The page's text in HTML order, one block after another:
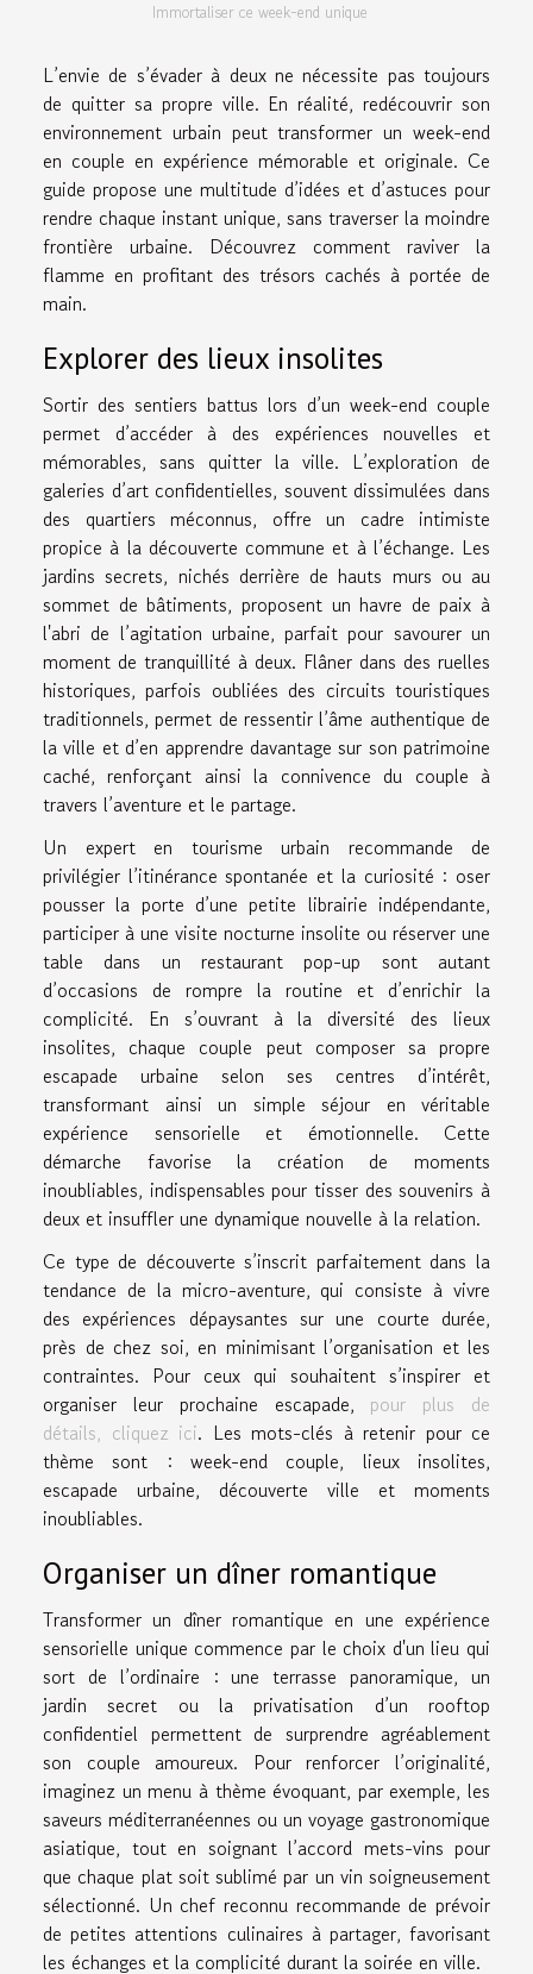
Immortaliser ce week-end unique
L’envie de s’évader à deux ne nécessite pas toujours
de quitter sa propre ville. En réalité, redécouvrir son
environnement urbain peut transformer un week-end
en couple en expérience mémorable et originale. Ce
guide propose une multitude d’idées et d’astuces pour
rendre chaque instant unique, sans traverser la moindre
frontière urbaine. Découvrez comment raviver la
flamme en profitant des trésors cachés à portée de
main.
Explorer des lieux insolites
Sortir des sentiers battus lors d’un week-end couple
permet d’accéder à des expériences nouvelles et
mémorables, sans quitter la ville. L’exploration de
galeries d’art confidentielles, souvent dissimulées dans
des quartiers méconnus, offre un cadre intimiste
propice à la découverte commune et à l’échange. Les
jardins secrets, nichés derrière de hauts murs ou au
sommet de bâtiments, proposent un havre de paix à
l'abri de l’agitation urbaine, parfait pour savourer un
moment de tranquillité à deux. Flâner dans des ruelles
historiques, parfois oubliées des circuits touristiques
traditionnels, permet de ressentir l’âme authentique de
la ville et d’en apprendre davantage sur son patrimoine
caché, renforçant ainsi la connivence du couple à
travers l’aventure et le partage.
Un expert en tourisme urbain recommande de
privilégier l’itinérance spontanée et la curiosité : oser
pousser la porte d’une petite librairie indépendante,
participer à une visite nocturne insolite ou réserver une
table dans un restaurant pop-up sont autant
d’occasions de rompre la routine et d’enrichir la
complicité. En s’ouvrant à la diversité des lieux
insolites, chaque couple peut composer sa propre
escapade urbaine selon ses centres d’intérêt,
transformant ainsi un simple séjour en véritable
expérience sensorielle et émotionnelle. Cette
démarche favorise la création de moments
inoubliables, indispensables pour tisser des souvenirs à
deux et insuffler une dynamique nouvelle à la relation.
Ce type de découverte s’inscrit parfaitement dans la
tendance de la micro-aventure, qui consiste à vivre
des expériences dépaysantes sur une courte durée,
près de chez soi, en minimisant l’organisation et les
contraintes. Pour ceux qui souhaitent s’inspirer et
organiser leur prochaine escapade, pour plus de
détails, cliquez ici. Les mots-clés à retenir pour ce
thème sont : week-end couple, lieux insolites,
escapade urbaine, découverte ville et moments
inoubliables.
Organiser un dîner romantique
Transformer un dîner romantique en une expérience
sensorielle unique commence par le choix d'un lieu qui
sort de l’ordinaire : une terrasse panoramique, un
jardin secret ou la privatisation d’un rooftop
confidentiel permettent de surprendre agréablement
son couple amoureux. Pour renforcer l’originalité,
imaginez un menu à thème évoquant, par exemple, les
saveurs méditerranéennes ou un voyage gastronomique
asiatique, tout en soignant l’accord mets-vins pour
que chaque plat soit sublimé par un vin soigneusement
sélectionné. Un chef reconnu recommande de prévoir
de petites attentions culinaires à partager, favorisant
les échanges et la complicité durant la soirée en ville.